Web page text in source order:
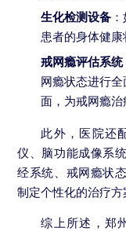
生化检测设备
患者的身体健康
戒网瘾评估系统
网瘾状态进行
面，为戒网瘾治
此外，医院还
仪、脑功能成像系
经系统、戒网瘾状
制定个性化的治疗方
综上所述，郑